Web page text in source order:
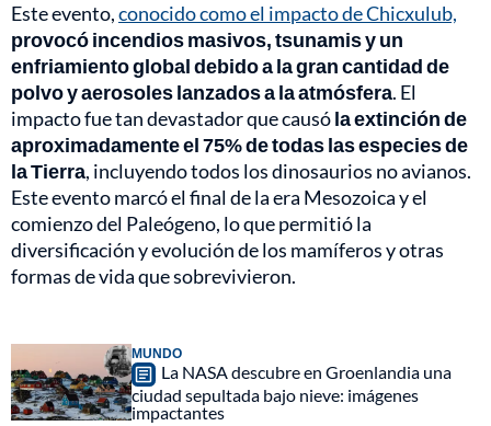
Este evento,conocido como el impacto de Chicxulub,
provocó incendios masivos, tsunamis y un
enfriamiento global debido a la gran cantidad de
polvo y aerosoles lanzados a la atmósfera. El
impacto fue tan devastador que causóla extinción de
aproximadamente el 75% de todas las especies de
la Tierra, incluyendo todos los dinosaurios no avianos.
Este evento marcó el final de la era Mesozoica y el
comienzo del Paleógeno, lo que permitió la
diversificación y evolución de los mamíferos y otras
formas de vida que sobrevivieron.
MUNDO
La NASA descubre en Groenlandia una
ciudad sepultada bajo nieve: imágenes
impactantes